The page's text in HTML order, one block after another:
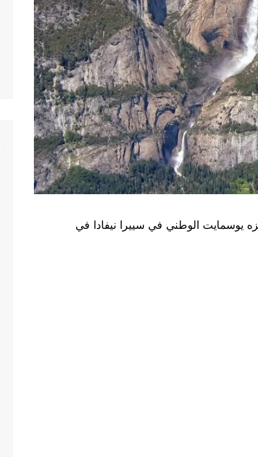
يوسمايت الوطني في سييرا نيفادا في